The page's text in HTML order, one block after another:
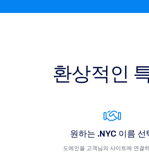
환상적인
원하는 .NYC 이름 선
도메인을 고객님의 사이트에 연결